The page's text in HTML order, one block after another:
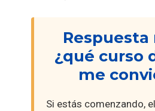
Respuesta
¿qué curso
me
Si estás comenzando,